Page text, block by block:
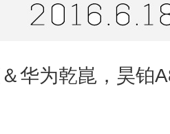
华为乾崑，昊铂